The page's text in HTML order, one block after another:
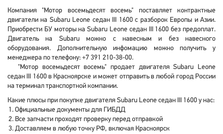
Компания "Мотор восемьдесят восемь" поставляет контрактные
двигатели на Subaru Leone седан III 1600 с разборок Европы и Азии.
Приобрести БУ моторы на Subaru Leone седан III 1600 без предоплат.
Двигатель на Subaru можно с навесным и без навесного
оборудования. Дополнительную инфомацию можно получить у
менеджера по телефону: +7 391 210-38-00.
"Мотор восемьдесят восемь" продает двигателя Subaru Leone
седан III 1600 в Красноярске и может отправить в любой город России
на терминал транспортной компании.
Какие плюсы при покупке двигателя Subaru Leone седан III 1600 у нас:
Официальные документы для ГИБДД
Все запчасти проходят проверку перед отправкой
Доставляем в любую точку РФ, включая Красноярск